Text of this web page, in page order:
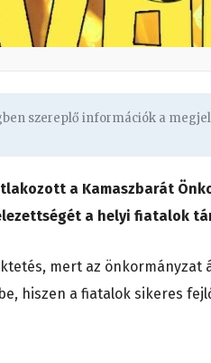
szereplő információk a
a Kamaszbarát
a helyi fiatalok
mert az önkormányzat
hiszen a fiatalok sikeres